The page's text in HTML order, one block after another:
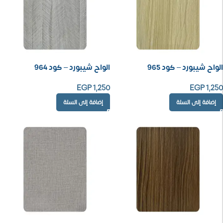
الواح شيبورد – كود 965
EGP1,250
إضافة إلى السلة
الواح شيبورد – كود 964
EGP1,250
إضافة إلى السلة